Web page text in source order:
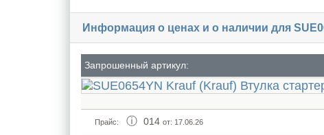
Информация о ценах и о наличии для
Запрошенный артикул:
Прайс: 014 от: 17.06.26